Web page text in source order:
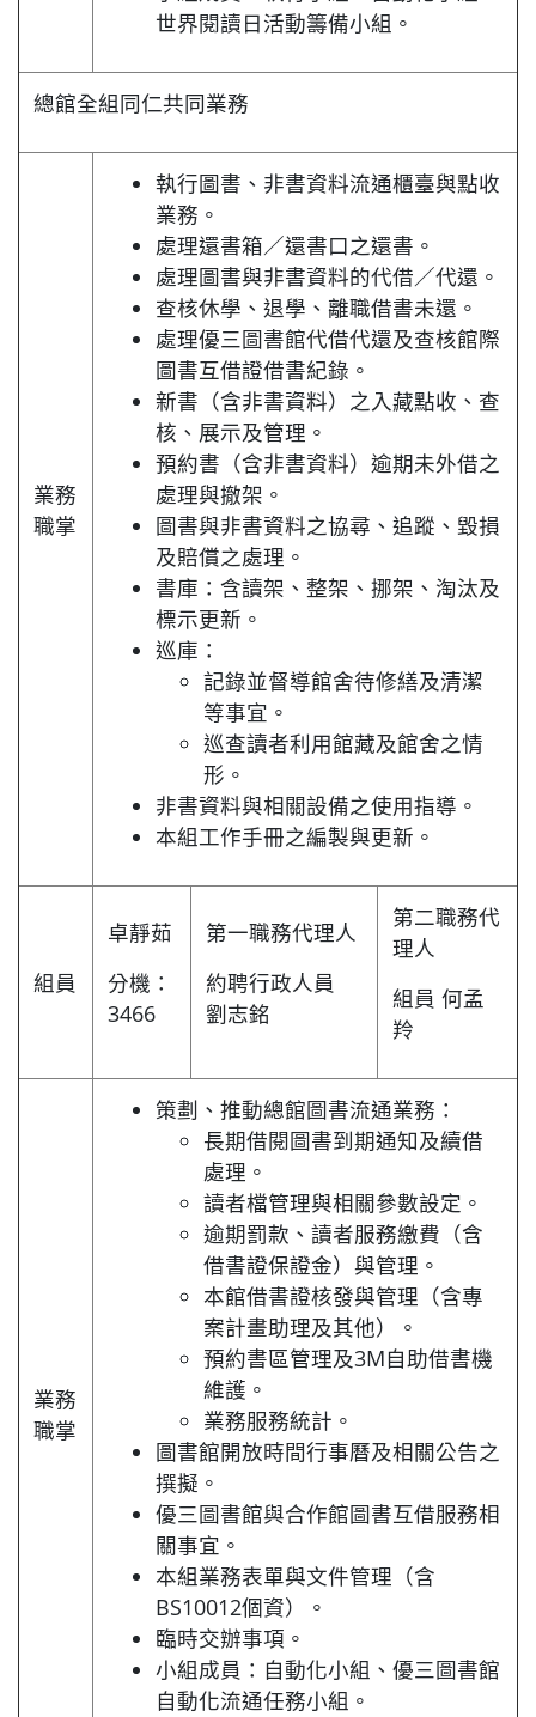
世界閱讀日活動籌備小組。
總館全組同仁共同業務
業務
職掌
執行圖書、非書資料流通櫃臺與點收
業務。
處理還書箱／還書口之還書。
處理圖書與非書資料的代借／代還。
查核休學、退學、離職借書未還。
處理優三圖書館代借代還及查核館際
圖書互借證借書紀錄。
新書（含非書資料）之入藏點收、查
核、展示及管理。
預約書（含非書資料）逾期未外借之
處理與撤架。
圖書與非書資料之協尋、追蹤、毀損
及賠償之處理。
書庫：含讀架、整架、挪架、淘汰及
標示更新。
巡庫：
記錄並督導館舍待修繕及清潔
等事宜。
巡查讀者利用館藏及館舍之情
形。
非書資料與相關設備之使用指導。
本組工作手冊之編製與更新。
組員
卓靜茹
分機：
3466
第一職務代理人
約聘行政人員
劉志銘
第二職務代
理人
組員 何孟
羚
業務
職掌
策劃、推動總館圖書流通業務：
長期借閱圖書到期通知及續借
處理。
讀者檔管理與相關參數設定。
逾期罰款、讀者服務繳費（含
借書證保證金）與管理。
本館借書證核發與管理（含專
案計畫助理及其他）。
預約書區管理及3M自助借書機
維護。
業務服務統計。
圖書館開放時間行事曆及相關公告之
撰擬。
優三圖書館與合作館圖書互借服務相
關事宜。
本組業務表單與文件管理（含
BS10012個資）。
臨時交辦事項。
小組成員：自動化小組、優三圖書館
自動化流通任務小組。